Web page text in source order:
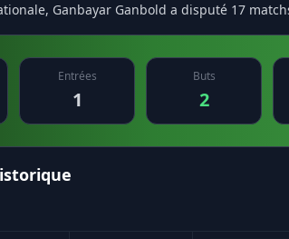
Ganbayar Ganbold a disputé 17
Entrées
1
Buts
2